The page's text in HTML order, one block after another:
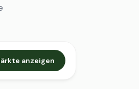
anzeigen